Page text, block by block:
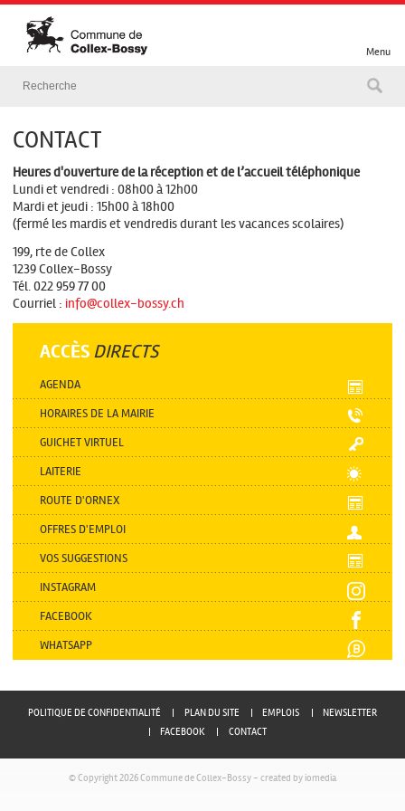
Menu
CONTACT
Heures d'ouverture de la réception et de l’accueil téléphonique
Lundi et vendredi : 08h00 à 12h00
Mardi et jeudi : 15h00 à 18h00
(fermé les mardis et vendredis durant les vacances scolaires)
199, rte de Collex
1239 Collex-Bossy
Tél. 022 959 77 00
Courriel :info@collex-bossy.ch
ACCÈS DIRECTS
AGENDA
HORAIRES DE LA MAIRIE
GUICHET VIRTUEL
LAITERIE
ROUTE D'ORNEX
OFFRES D'EMPLOI
VOS SUGGESTIONS
INSTAGRAM
FACEBOOK
WHATSAPP
POLITIQUE DE CONFIDENTIALITÉ PLAN DU SITE EMPLOIS
NEWSLETTER
FACEBOOK
CONTACT
© Copyright 2026 Commune de Collex-Bossy - created by iomedia